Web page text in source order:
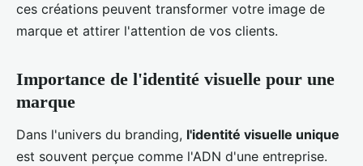
ces créations peuvent transformer votre image de
marque et attirer l'attention de vos clients.
Importance de l'identité visuelle pour une
marque
Dans l'univers du branding, l'identité visuelle unique
est souvent perçue comme l'ADN d'une entreprise.